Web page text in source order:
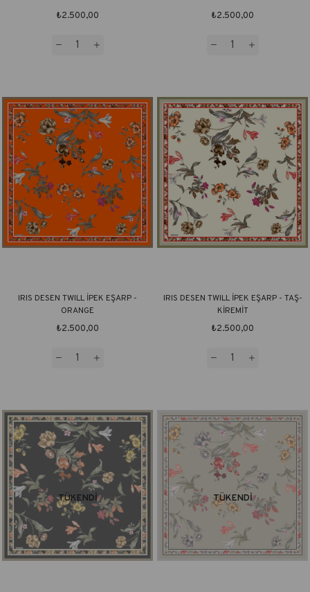
₺2.500,00 ₺2.500,00
IRIS DESEN TWILL İPEK EŞARP -
ORANGE
₺2.500,00
IRIS DESEN TWILL İPEK EŞARP - TAŞ-
KİREMİT
₺2.500,00
TÜKENDI TÜKENDI